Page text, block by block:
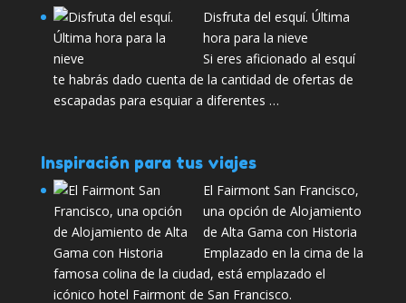
Disfruta del esquí. Última
hora para la nieve
Si eres aficionado al esquí
te habrás dado cuenta de la cantidad de ofertas de
escapadas para esquiar a diferentes …
Inspiración para tus viajes
El Fairmont San Francisco,
una opción de Alojamiento
de Alta Gama con Historia
Emplazado en la cima de la
famosa colina de la ciudad, está emplazado el
icónico hotel Fairmont de San Francisco.